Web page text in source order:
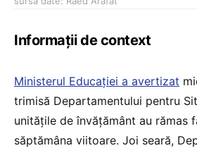
Informații de context
Ministerul Educației a avertizat
trimisă Departamentului pentru
unitățile de învățământ au rămas
săptămâna viitoare. Joi seară,